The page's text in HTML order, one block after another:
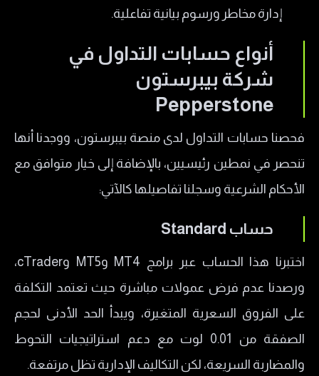
إدارة مخاطر ورسوم بيانية تفاعلية.
​أنواع حسابات التداول في
شركة بيبرستون
Pepperstone
فحصنا حسابات التداول لدى منصة بيبرستون، ووجدنا أنها
تنحصر في نمطين رئيسيين، بالإضافة إلى خيار متوافق مع
الأحكام الشرعية وسجلنا تفاصيلها كالآتي:
​حساب Standard
اختبرنا هذا الحساب عبر برامج MT4 وMT5 وcTrader،
ورصدنا عدم فرض عمولات مباشرة حيث تعتمد التكلفة
على الفروق السعرية المتغيرة، ويبدأ الحد الأدنى لحجم
الصفقة من 0.01 لوت مع دعم استراتيجيات التحوط
والمضاربة السريعة، لكن التكاليف الإدارية تظل مرتفعة.